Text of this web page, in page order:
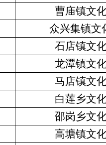
曹庙镇文
众兴集镇文
石店镇文
龙潭镇文
马店镇文
白莲乡文
邵岗乡文
高塘镇文